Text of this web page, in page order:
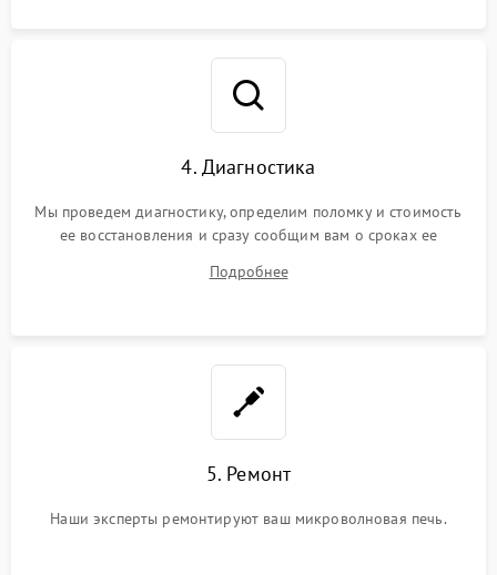
4. Диагностика
Мы проведем диагностику, определим поломку и стоимость
ее восстановления и сразу сообщим вам о сроках ее
Подробнее
5. Ремонт
Наши эксперты ремонтируют ваш микроволновая печь.